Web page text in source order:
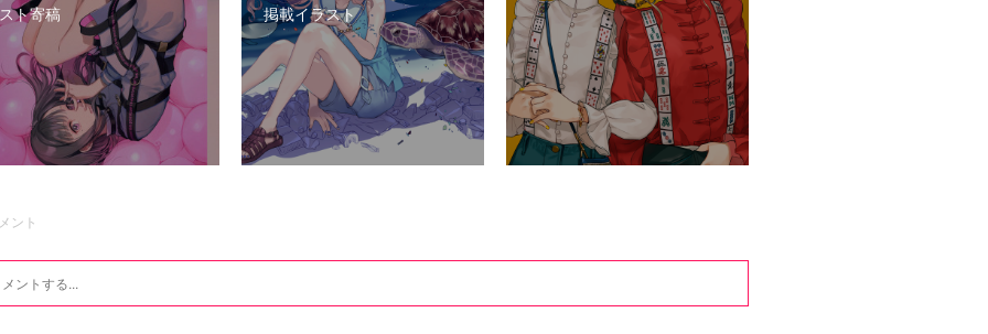
スト寄稿
掲載イラスト
ント